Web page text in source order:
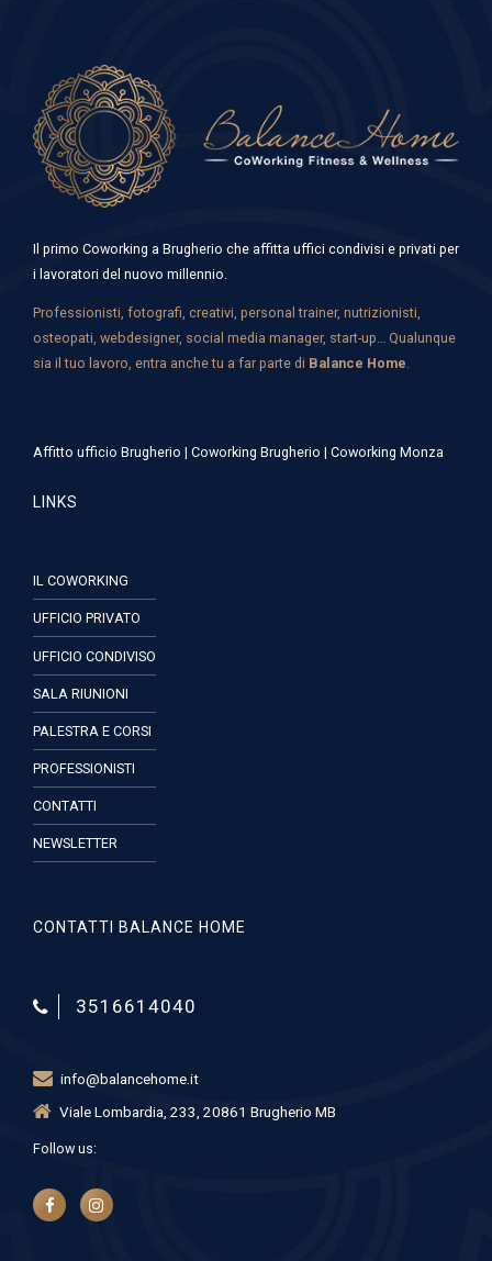
Il primo Coworking a Brugherio che affitta uffici condivisi e privati per
i lavoratori del nuovo millennio.
Professionisti, fotografi, creativi, personal trainer, nutrizionisti,
osteopati, webdesigner, social media manager, start-up… Qualunque
sia il tuo lavoro, entra anche tu a far parte di Balance Home.
Affitto ufficio Brugherio | Coworking Brugherio | Coworking Monza
LINKS
IL COWORKING
UFFICIO PRIVATO
UFFICIO CONDIVISO
SALA RIUNIONI
PALESTRA E CORSI
PROFESSIONISTI
CONTATTI
NEWSLETTER
CONTATTI BALANCE HOME
3516614040
info@balancehome.it
Viale Lombardia, 233, 20861 Brugherio MB
Follow us: